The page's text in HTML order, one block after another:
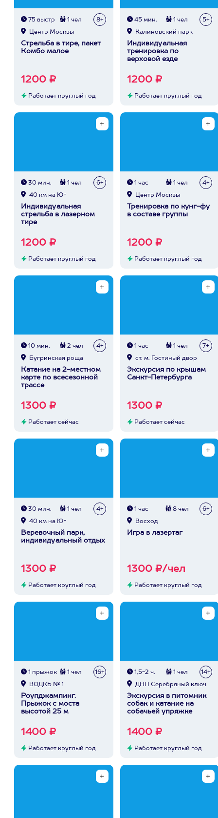
75 выстр 1 чел 8+
Центр Москвы
Стрельба в тире, пакет
Комбо малое
1200 ₽
Работает круглый год
45 мин. 1 чел 5+
Калиновский парк
Индивидуальная
тренировка по
верховой езде
1200 ₽
Работает круглый год
30 мин. 1 чел 6+
40 км на Юг
Индивидуальная
стрельба в лазерном
тире
1200 ₽
Работает круглый год
1 час 1 чел 4+
Центр Москвы
Тренировка по кунг-фу
в составе группы
1200 ₽
Работает круглый год
10 мин. 2 чел 4+
Бугринская роща
Катание на 2-местном
карте по всесезонной
трассе
1300 ₽
Работает сейчас
1 час 1 чел 7+
ст. м. Гостиный двор
Экскурсия по крышам
Санкт-Петербурга
1300 ₽
Работает сейчас
30 мин. 1 чел 4+
40 км на Юг
Веревочный парк,
индивидуальный отдых
1300 ₽
Работает круглый год
1 час 8 чел 6+
Восход
Игра в лазертаг
1300 ₽/чел
Работает круглый год
1 прыжок 1 чел 16+
ВОДКБ № 1
Роупджампинг.
Прыжок с моста
высотой 25 м
1400 ₽
Работает круглый год
1,5-2 ч. 1 чел 14+
ДНП Серебряный ключ
Экскурсия в питомник
собак и катание на
собачьей упряжке
1400 ₽
Работает круглый год